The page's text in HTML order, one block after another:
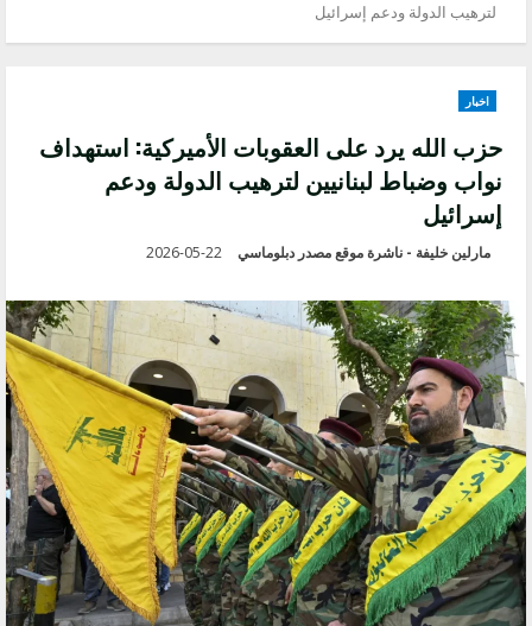
لترهيب الدولة ودعم إسرائيل
اخبار
حزب الله يرد على العقوبات الأميركية: استهداف
نواب وضباط لبنانيين لترهيب الدولة ودعم
إسرائيل
مارلين خليفة - ناشرة موقع مصدر دبلوماسي 2026-05-22